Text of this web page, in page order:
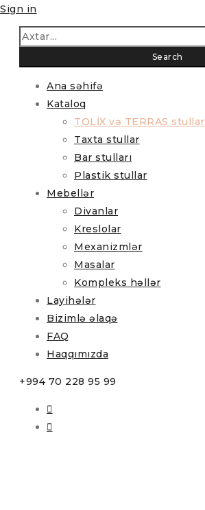
Ana səhifə
Kataloq
TOLİX və TERRAS stullar
Taxta stullar
Bar stulları
Plastik stullar
Mebellər
Divanlar
Kreslolar
Mexanizmlər
Masalar
Kompleks həllər
Layihələr
Bizimlə əlaqə
FAQ
Haqqımızda
+994 70 228 95 99
Sign in